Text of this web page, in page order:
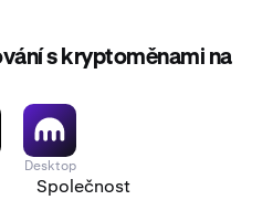
s kryptoměnami na
Desktop
Společnost